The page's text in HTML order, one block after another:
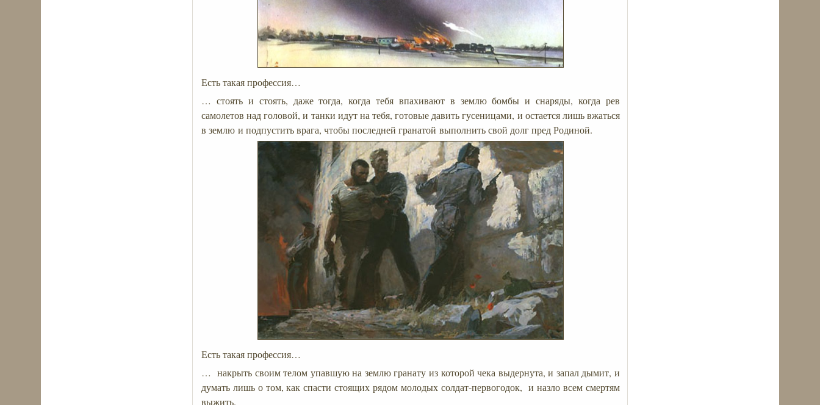
Есть такая профессия…
… стоять и стоять, даже тогда, когда тебя впахивают в землю бомбы и снаряды, когда рев
самолетов над головой, и танки идут на тебя, готовые давить гусеницами, и остается лишь вжаться
в землю и подпустить врага, чтобы последней гранатой выполнить свой долг пред Родиной.
Есть такая профессия…
… накрыть своим телом упавшую на землю гранату из которой чека выдернута, и запал дымит, и
думать лишь о том, как спасти стоящих рядом молодых солдат-первогодок, и назло всем смертям
выжить.